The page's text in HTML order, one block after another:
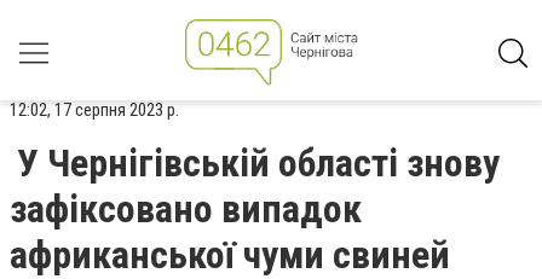
12:02, 17 серпня 2023 р.
У Чернігівській області знову
зафіксовано випадок
африканської чуми свиней